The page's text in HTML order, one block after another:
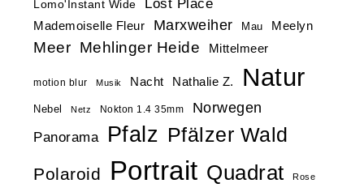
Lomo'Instant Wide Lost Place
Mademoiselle Fleur Marxweiher Mau Meelyn
Meer Mehlinger Heide Mittelmeer
motion blur Musik Nacht Nathalie Z. Natur
Nebel Netz Nokton 1.4 35mm Norwegen
Panorama Pfalz Pfälzer Wald
Polaroid Portrait Quadrat Rose